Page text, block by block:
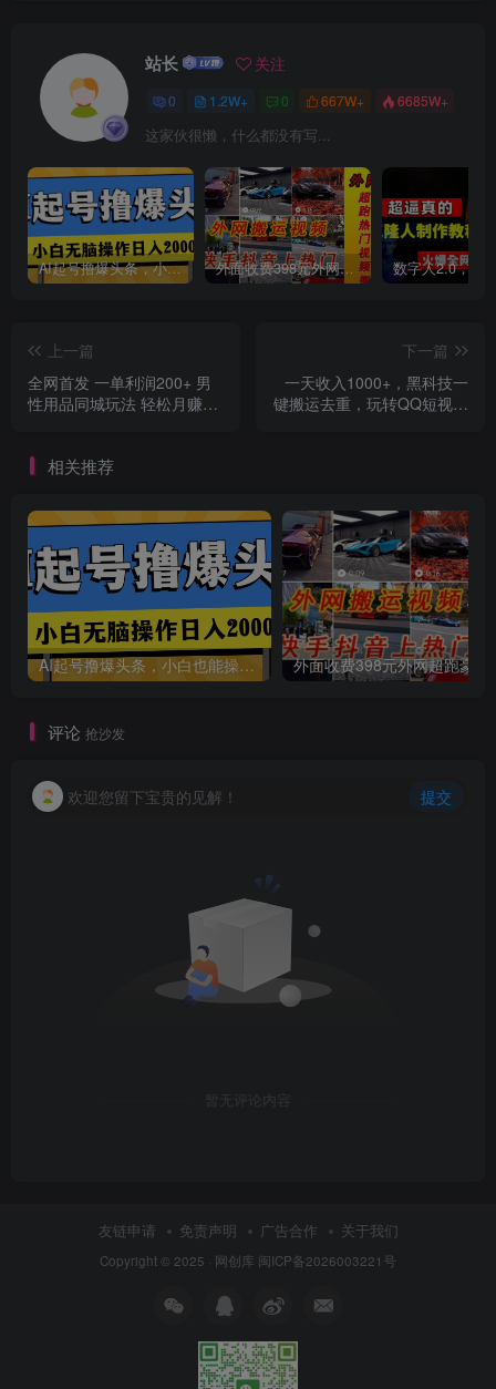
站长 关注
0 1.2W+ 0 667W+ 6685W+
这家伙很懒，什么都没有写...
AI起号撸爆头条，小白也能操作，日入2000+ 外面收费398元外网超跑豪车汽车视频搬运至快手抖音上热门项目
上一篇
全网首发 一单利润200+ 男
性用品同城玩法 轻松月赚5
下一篇
一天收入1000+，黑科技一
键搬运去重，玩转QQ短视频
相关推荐
AI起号撸爆头条，小白也能操作，日入2000+
评论 抢沙发
欢迎您留下宝贵的见解！ 提交
暂无评论内容
友链申请 免责声明 广告合作 关于我们
Copyright © 2025 · 网创库 闽ICP备2026003221号